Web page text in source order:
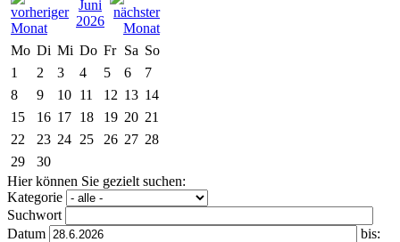
Juni
2026
Mo Di Mi Do Fr Sa So
1
2 3 4 5 6
7
8
9 10 11 12 13 14
15
16 17 18 19 20 21
22
23 24 25 26 27 28
29
30
Hier können Sie gezielt suchen:
Kategorie
Suchwort
Datum
bis: